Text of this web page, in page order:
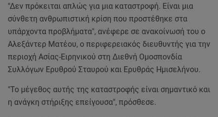
"Δεν πρόκειται απλώς για μια καταστροφή. Είναι μια
σύνθετη ανθρωπιστική κρίση που προστέθηκε στα
υπάρχοντα προβλήματα", ανέφερε σε ανακοίνωσή του ο
Αλεξάντερ Ματέου, ο περιφερειακός διευθυντής για την
περιοχή Ασίας-Ειρηνικού στη Διεθνή Ομοσπονδία
Συλλόγων Ερυθρού Σταυρού και Ερυθράς Ημισελήνου.
"Το μέγεθος αυτής της καταστροφής είναι σημαντικό και
η ανάγκη στήριξης επείγουσα", πρόσθεσε.